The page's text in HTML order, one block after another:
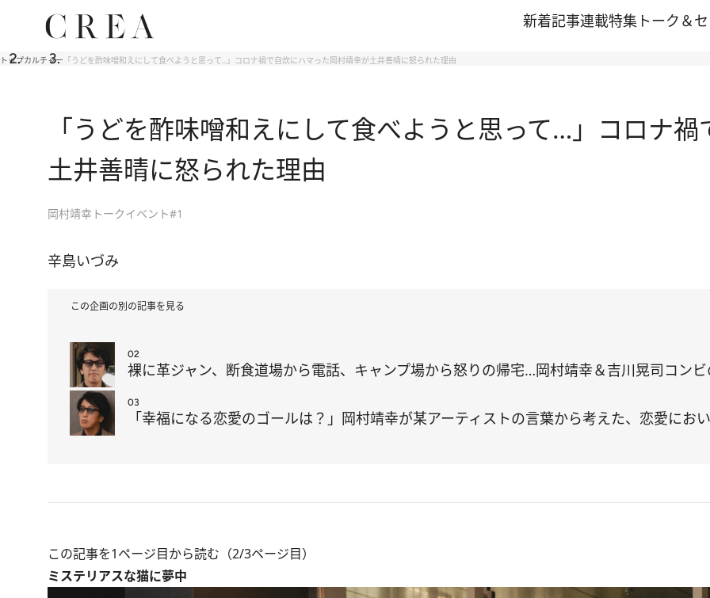
新着記事連載特集 トーク＆
トップカルチャー 「うどを酢味噌和えにして食べようと思って…」コロナ禍で自炊にハマった岡村靖幸が土井善晴に怒られた理由
「うどを酢味噌和えにして食べようと思って…」コロナ
土井善晴に怒られた理由
岡村靖幸トークイベント#1
辛島いづみ
この企画の別の記事を見る
02
裸に革ジャン、断食道場から電話、キャンプ場から怒りの帰宅…岡村靖幸＆吉川晃司コンビ
03
「幸福になる恋愛のゴールは？」岡村靖幸が某アーティストの言葉から考えた、恋愛にお
この記事を1ページ目から読む（2/3ページ目）
ミステリアスな猫に夢中